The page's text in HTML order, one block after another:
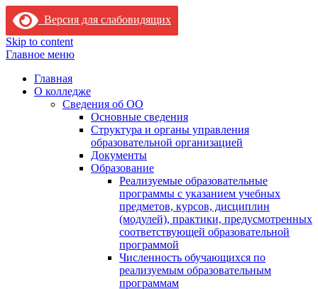
Версия для слабовидящих
Skip to content
Главное меню
Главная
О колледже
Сведения об ОО
Основные сведения
Структура и органы управления
образовательной организацией
Документы
Образование
Реализуемые образовательные
программы с указанием учебных
предметов, курсов, дисциплин
(модулей), практики, предусмотренных
соответствующей образовательной
программой
Численность обучающихся по
реализуемым образовательным
программам